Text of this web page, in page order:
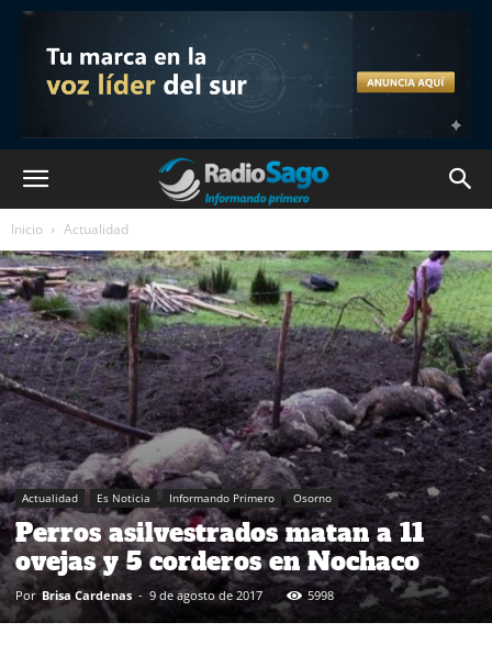
Inicio Actualidad
Actualidad Es Noticia Informando Primero Osorno
Perros asilvestrados matan a 11
ovejas y 5 corderos en Nochaco
Por Brisa Cardenas - 9 de agosto de 2017 5998